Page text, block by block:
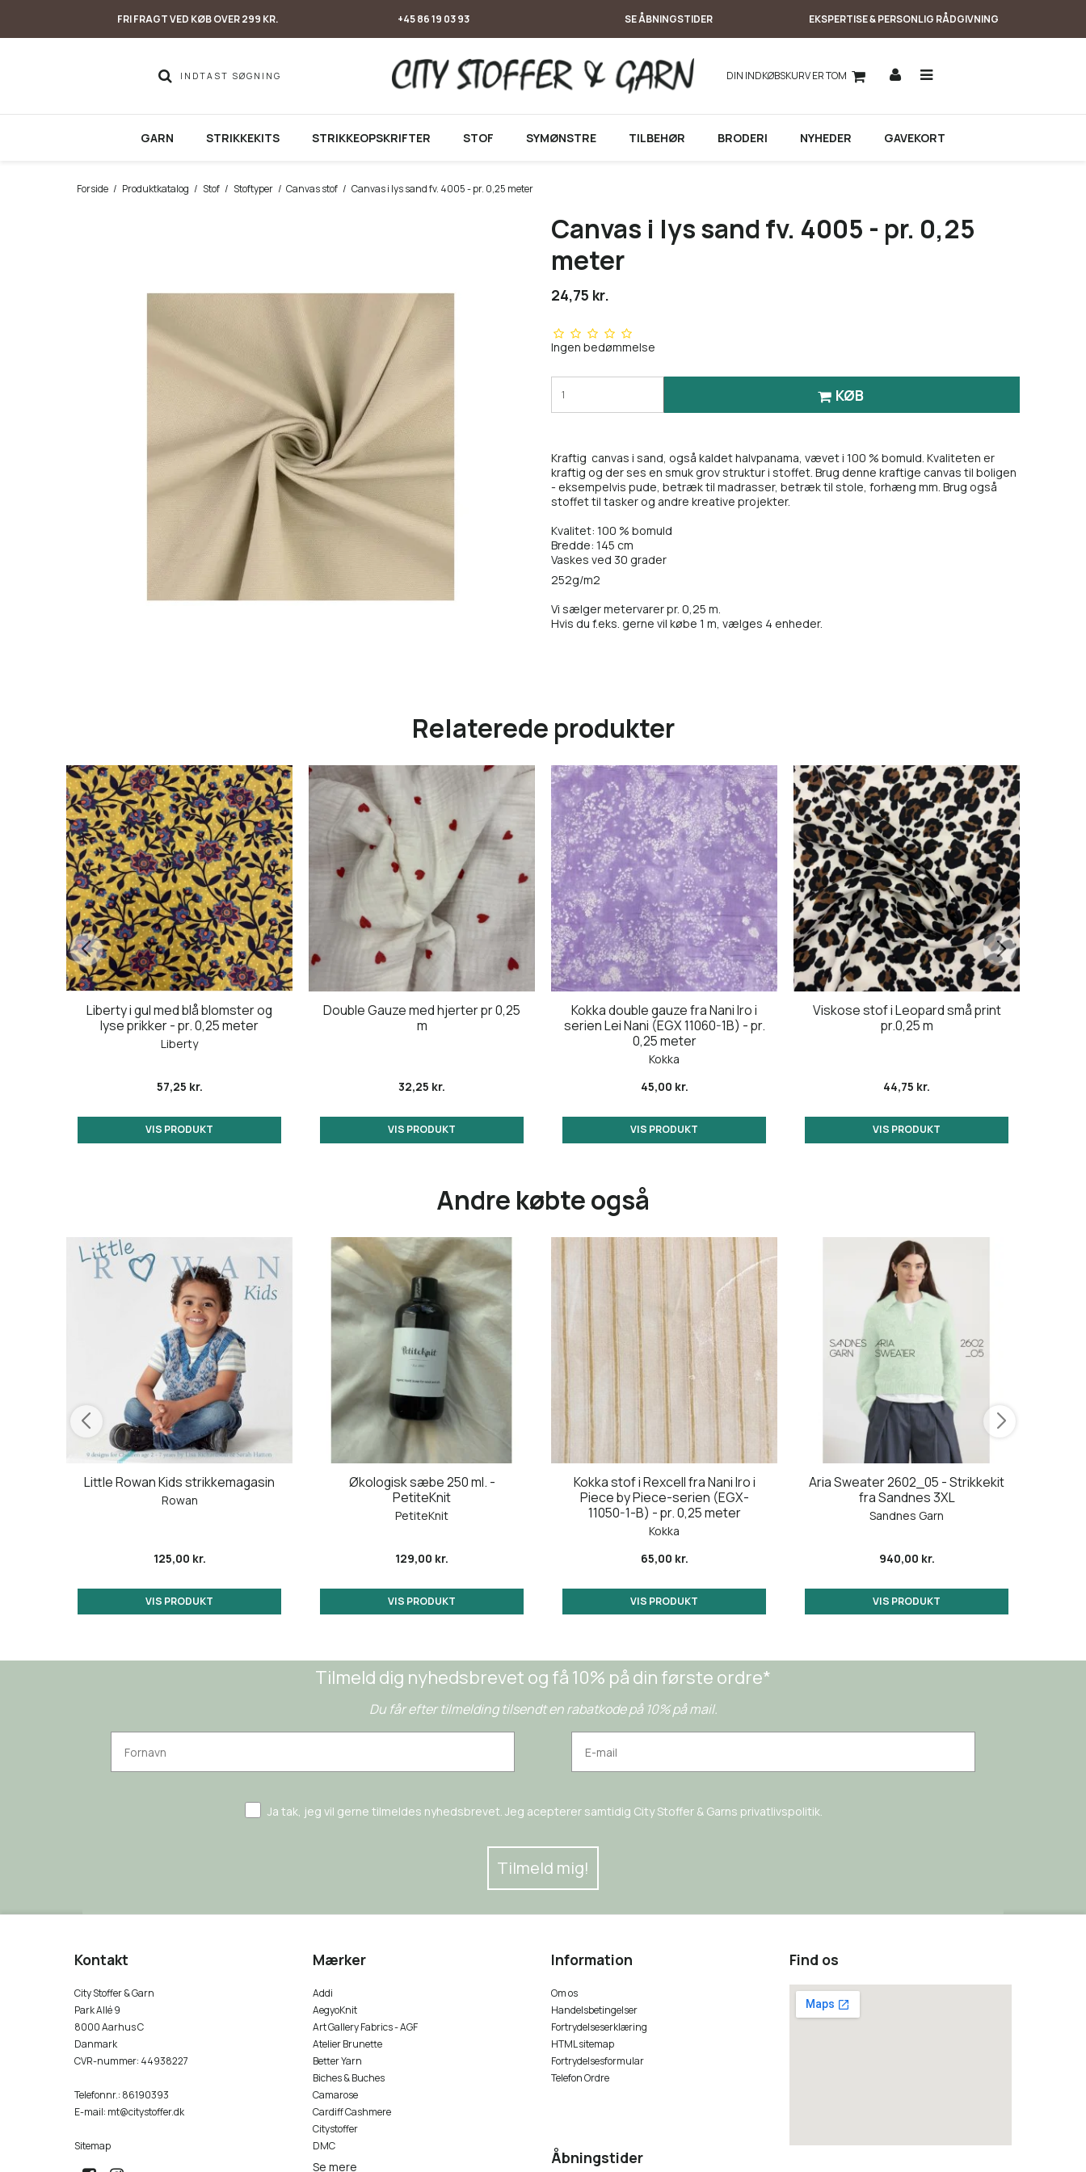
FRI FRAGT VED KØB OVER 299 KR. +45 86 19 03 93 SE ÅBNINGSTIDER EKSPERTISE & PERSONLIG RÅDGIVNING
DIN INDKØBSKURV ER TOM
GARN STRIKKEKITS STRIKKEOPSKRIFTER STOF SYMØNSTRE TILBEHØR BRODERI NYHEDER GAVEKORT
Forside / Produktkatalog / Stof / Stoftyper / Canvas stof / Canvas i lys sand fv. 4005 - pr. 0,25 meter
Canvas i lys sand fv. 4005 - pr. 0,25
meter
24,75 kr.
Ingen bedømmelse
KØB
Kraftig canvas i sand, også kaldet halvpanama, vævet i 100 % bomuld. Kvaliteten er
kraftig og der ses en smuk grov struktur i stoffet. Brug denne kraftige canvas til boligen
- eksempelvis pude, betræk til madrasser, betræk til stole, forhæng mm. Brug også
stoffet til tasker og andre kreative projekter.
Kvalitet: 100 % bomuld
Bredde: 145 cm
Vaskes ved 30 grader
252g/m2
Vi sælger metervarer pr. 0,25 m.
Hvis du f.eks. gerne vil købe 1 m, vælges 4 enheder.
Relaterede produkter
Liberty i gul med blå blomster og
lyse prikker - pr. 0,25 meter
Liberty
57,25 kr.
VIS PRODUKT
Double Gauze med hjerter pr 0,25
m
32,25 kr.
VIS PRODUKT
Kokka double gauze fra Nani Iro i
serien Lei Nani (EGX 11060-1B) - pr.
0,25 meter
Kokka
45,00 kr.
VIS PRODUKT
Viskose stof i Leopard små print
pr.0,25 m
44,75 kr.
VIS PRODUKT
Andre købte også
Little Rowan Kids strikkemagasin
Rowan
125,00 kr.
VIS PRODUKT
Økologisk sæbe 250 ml. -
PetiteKnit
PetiteKnit
129,00 kr.
VIS PRODUKT
Kokka stof i Rexcell fra Nani Iro i
Piece by Piece-serien (EGX-
11050-1-B) - pr. 0,25 meter
Kokka
65,00 kr.
VIS PRODUKT
Aria Sweater 2602_05 - Strikkekit
fra Sandnes 3XL
Sandnes Garn
940,00 kr.
VIS PRODUKT
Tilmeld dig nyhedsbrevet og få 10% på din første ordre*
Du får efter tilmelding tilsendt en rabatkode på 10% på mail.
Ja tak, jeg vil gerne tilmeldes nyhedsbrevet. Jeg acepterer samtidig City Stoffer & Garns privatlivspolitik.
Tilmeld mig!
Kontakt
City Stoffer & Garn
Park Allé 9
8000 Aarhus C
Danmark
CVR-nummer: 44938227
Telefonnr.: 86190393
E-mail: mt@citystoffer.dk
Sitemap
Mærker
Addi
AegyoKnit
Art Gallery Fabrics - AGF
Atelier Brunette
Better Yarn
Biches & Buches
Camarose
Cardiff Cashmere
Citystoffer
DMC
Se mere
Information
Om os
Handelsbetingelser
Fortrydelseserklæring
HTML sitemap
Fortrydelsesformular
Telefon Ordre
Find os
Åbningstider